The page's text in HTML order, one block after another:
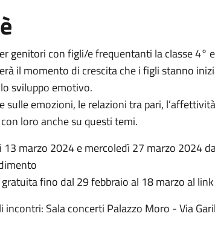
genitori con figli/e frequentanti la classe 4°
il momento di crescita che i figli stanno
sviluppo emotivo.
sulle emozioni, le relazioni tra pari,
loro anche su questi temi.
13 marzo 2024 e mercoledì 27 marzo 2024
gratuita fino dal 29 febbraio al 18 marzo al
incontri: Sala concerti Palazzo Moro - Via